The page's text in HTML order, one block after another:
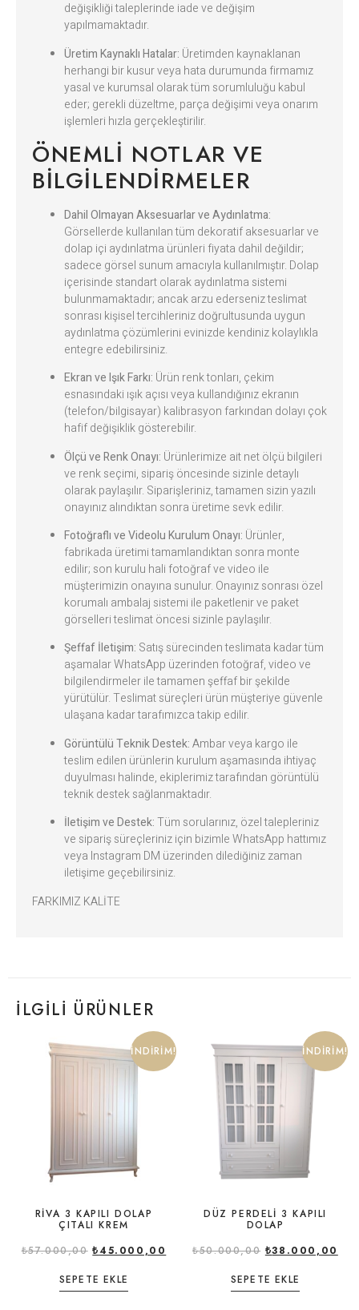
değişikliği taleplerinde iade ve değişim
yapılmamaktadır.
Üretim Kaynaklı Hatalar: Üretimden kaynaklanan
herhangi bir kusur veya hata durumunda firmamız
yasal ve kurumsal olarak tüm sorumluluğu kabul
eder; gerekli düzeltme, parça değişimi veya onarım
işlemleri hızla gerçekleştirilir.
ÖNEMLI NOTLAR VE
BILGILENDIRMELER
Dahil Olmayan Aksesuarlar ve Aydınlatma:
Görsellerde kullanılan tüm dekoratif aksesuarlar ve
dolap içi aydınlatma ürünleri fiyata dahil değildir;
sadece görsel sunum amacıyla kullanılmıştır. Dolap
içerisinde standart olarak aydınlatma sistemi
bulunmamaktadır; ancak arzu ederseniz teslimat
sonrası kişisel tercihleriniz doğrultusunda uygun
aydınlatma çözümlerini evinizde kendiniz kolaylıkla
entegre edebilirsiniz.
Ekran ve Işık Farkı: Ürün renk tonları, çekim
esnasındaki ışık açısı veya kullandığınız ekranın
(telefon/bilgisayar) kalibrasyon farkından dolayı çok
hafif değişiklik gösterebilir.
Ölçü ve Renk Onayı: Ürünlerimize ait net ölçü bilgileri
ve renk seçimi, sipariş öncesinde sizinle detaylı
olarak paylaşılır. Siparişleriniz, tamamen sizin yazılı
onayınız alındıktan sonra üretime sevk edilir.
Fotoğraflı ve Videolu Kurulum Onayı: Ürünler,
fabrikada üretimi tamamlandıktan sonra monte
edilir; son kurulu hali fotoğraf ve video ile
müşterimizin onayına sunulur. Onayınız sonrası özel
korumalı ambalaj sistemi ile paketlenir ve paket
görselleri teslimat öncesi sizinle paylaşılır.
Şeffaf İletişim: Satış sürecinden teslimata kadar tüm
aşamalar WhatsApp üzerinden fotoğraf, video ve
bilgilendirmeler ile tamamen şeffaf bir şekilde
yürütülür. Teslimat süreçleri ürün müşteriye güvenle
ulaşana kadar tarafımızca takip edilir.
Görüntülü Teknik Destek:Ambar veya kargo ile
teslim edilen ürünlerin kurulum aşamasında ihtiyaç
duyulması halinde, ekiplerimiz tarafından görüntülü
teknik destek sağlanmaktadır.
İletişim ve Destek:Tüm sorularınız, özel talepleriniz
ve sipariş süreçleriniz için bizimle WhatsApp hattımız
veya Instagram DM üzerinden dilediğiniz zaman
iletişime geçebilirsiniz.
FARKIMIZ KALİTE
İLGILI ÜRÜNLER
İNDIRIM!
RİVA 3 KAPILI DOLAP
ÇITALI KREM
₺57.000,00 ₺45.000,00
SEPETE EKLE
İNDIRIM!
DÜZ PERDELİ 3 KAPILI
DOLAP
₺50.000,00 ₺38.000,00
SEPETE EKLE